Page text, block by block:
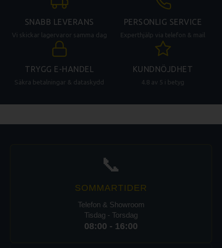
SNABB LEVERANS
Vi skickar lagervaror samma dag
PERSONLIG SERVICE
Experthjälp via telefon & mail
TRYGG E-HANDEL
Säkra betalningar & dataskydd
KUNDNÖJDHET
4.8 av 5 i betyg
📞
SOMMARTIDER
Telefon & Showroom
Tisdag - Torsdag
08:00 - 16:00